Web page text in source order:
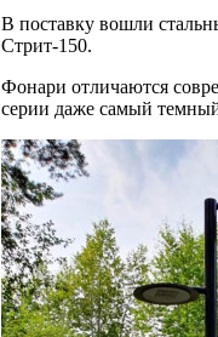
В поставку вошли
Стрит-150.
Фонари отличаются
серии даже самый